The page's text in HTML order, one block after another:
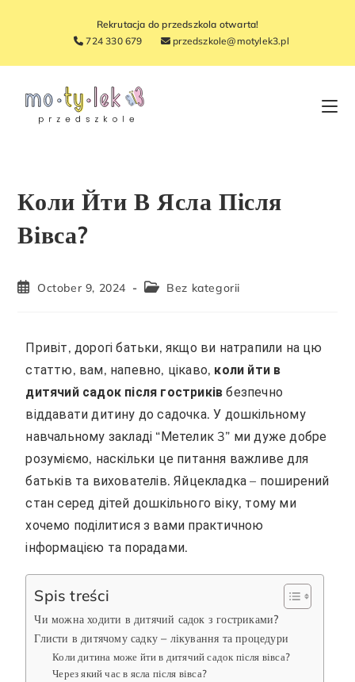
Rekrutacja do przedszkola otwarta!
724 330 679
przedszkole@motylek3.pl
Коли Йти В Ясла Після
Вівса?
October 9, 2024 Bez kategorii
Привіт, дорогі батьки, якщо ви натрапили на цю
статтю, вам, напевно, цікаво, коли йти в
дитячий садок після гостриків безпечно
віддавати дитину до садочка. У дошкільному
навчальному закладі “Метелик 3” ми дуже добре
розуміємо, наскільки це питання важливе для
батьків та вихователів. Яйцекладка – поширений
стан серед дітей дошкільного віку, тому ми
хочемо поділитися з вами практичною
інформацією та порадами.
Spis treści
Чи можна ходити в дитячий садок з гостриками?
Глисти в дитячому садку – лікування та процедури
Коли дитина може йти в дитячий садок після вівса?
Через який час в ясла після вівса?